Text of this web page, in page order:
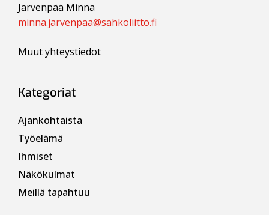
Järvenpää Minna
minna.jarvenpaa@sahkoliitto.fi
Muut yhteystiedot
Kategoriat
Ajankohtaista
Työelämä
Ihmiset
Näkökulmat
Meillä tapahtuu